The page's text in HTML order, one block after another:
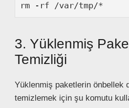
rm -rf /var/tmp/*
3. Yüklenmiş
Temizliği
Yüklenmiş paketlerin önbellek
temizlemek için şu komutu